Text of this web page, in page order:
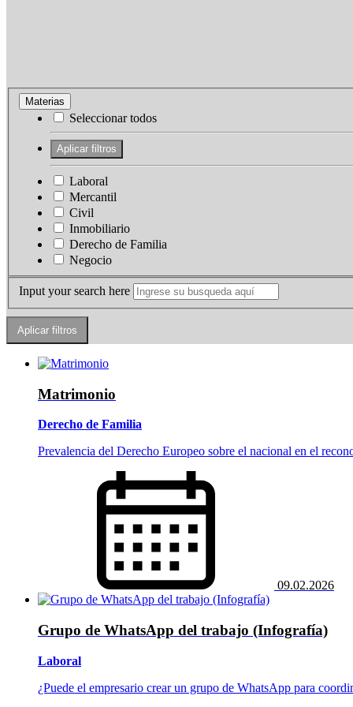
Materias
Seleccionar todos
Laboral
Mercantil
Civil
Inmobiliario
Derecho de Familia
Negocio
Input your search here
Matrimonio
Derecho de Familia
Prevalencia del Derecho Europeo sobre el nacional en el
09.02.2026
Grupo de WhatsApp del trabajo (Infografía)
Laboral
¿Puede el empresario crear un grupo de WhatsApp para